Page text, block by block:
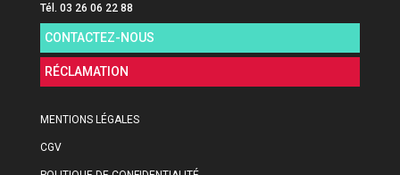
Tél. 03 26 06 22 88
CONTACTEZ-NOUS
RÉCLAMATION
MENTIONS LÉGALES
CGV